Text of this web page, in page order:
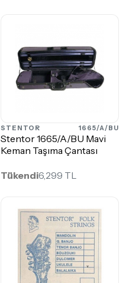
STENTOR 1665/A/BU
Stentor 1665/A/BU Mavi
Keman Taşıma Çantası
Tükendi6,299 TL